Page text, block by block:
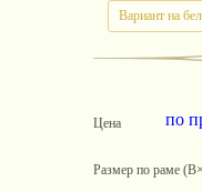
Вариант на
Цена по
Размер по раме